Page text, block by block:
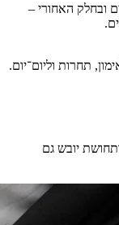
ובחלק האחורי –
תחרות וליום־יום.
יובש גם